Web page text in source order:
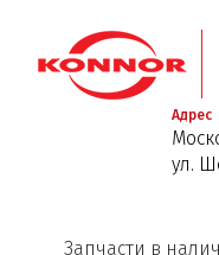
Адрес
ул.
Запчасти в